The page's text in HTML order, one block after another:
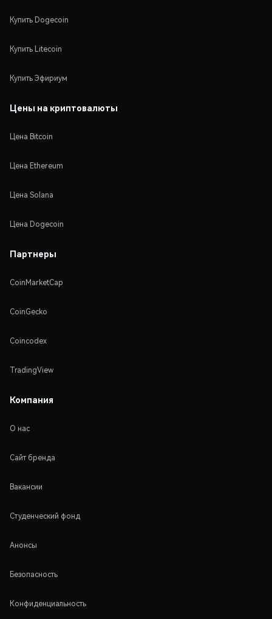
Купить Dogecoin
Купить Litecoin
Купить Эфириум
Цены на криптовалюты
Цена Bitcoin
Цена Ethereum
Цена Solana
Цена Dogecoin
Партнеры
CoinMarketCap
CoinGecko
Coincodex
TradingView
Компания
О нас
Сайт бренда
Вакансии
Студенческий фонд
Анонсы
Безопасность
Конфиденциальность